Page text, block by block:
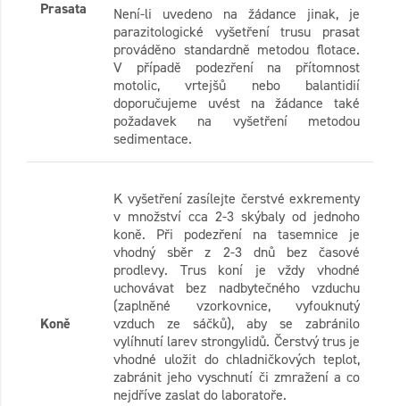
Prasata
Není-li uvedeno na žádance jinak, je
parazitologické vyšetření trusu prasat
prováděno standardně metodou flotace.
V případě podezření na přítomnost
motolic, vrtejšů nebo balantidií
doporučujeme uvést na žádance také
požadavek na vyšetření metodou
sedimentace.
Koně
K vyšetření zasílejte čerstvé exkrementy
v množství cca 2-3 skýbaly od jednoho
koně. Při podezření na tasemnice je
vhodný sběr z 2-3 dnů bez časové
prodlevy. Trus koní je vždy vhodné
uchovávat bez nadbytečného vzduchu
(zaplněné vzorkovnice, vyfouknutý
vzduch ze sáčků), aby se zabránilo
vylíhnutí larev strongylidů. Čerstvý trus je
vhodné uložit do chladničkových teplot,
zabránit jeho vyschnutí či zmražení a co
nejdříve zaslat do laboratoře.